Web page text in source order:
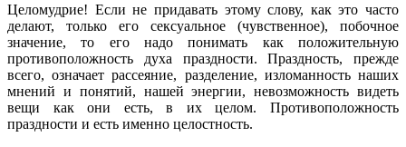
Целомудрие! Если не придавать этому слову, как это часто
делают, только его сексуальное (чувственное), побочное
значение, то его надо понимать как положительную
противоположность духа праздности. Праздность, прежде
всего, означает рассеяние, разделение, изломанность наших
мнений и понятий, нашей энергии, невозможность видеть
вещи как они есть, в их целом. Противоположность
праздности и есть именно целостность.